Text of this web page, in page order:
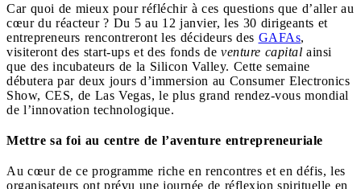
Car quoi de mieux pour réfléchir à ces questions que d’aller au
cœur du réacteur ? Du 5 au 12 janvier, les 30 dirigeants et
entrepreneurs rencontreront les décideurs des GAFAs,
visiteront des start-ups et des fonds de venture capital ainsi
que des incubateurs de la Silicon Valley. Cette semaine
débutera par deux jours d’immersion au Consumer Electronics
Show, CES, de Las Vegas, le plus grand rendez-vous mondial
de l’innovation technologique.
Mettre sa foi au centre de l’aventure entrepreneuriale
Au cœur de ce programme riche en rencontres et en défis, les
organisateurs ont prévu une journée de réflexion spirituelle en